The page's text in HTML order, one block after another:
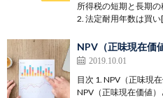
所得税の短期と長期
2. 法定耐用年数は買
NPV（正味現在価
2019.10.01
目次 1. NPV（正味現
NPV（正味現在価値